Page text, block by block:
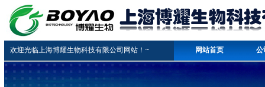
欢迎光临上海博耀生物科技有限公司网站！~ 网站首页 公